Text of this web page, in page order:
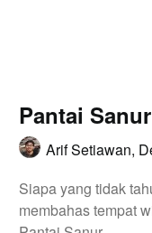
Pantai
Arif Setiawan,
Siapa yang tidak
membahas tempat